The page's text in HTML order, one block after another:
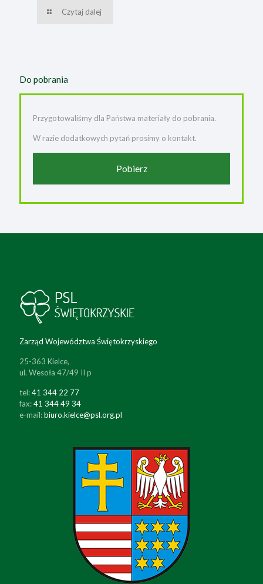
Czytaj dalej
Do pobrania
Przygotowaliśmy dla Państwa materiały do pobrania.
W razie dodatkowych pytań prosimy o kontakt.
Pobierz
Zarząd Województwa Świętokrzyskiego
25-363 Kielce,
ul. Wesoła 47/49 II p
tel:41 344 22 77
fax:41 344 49 34
e-mail:biuro.kielce@psl.org.pl